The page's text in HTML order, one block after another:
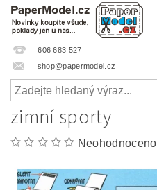
606 683 527
shop@papermodel.cz
zimní sporty
Neohodnoceno